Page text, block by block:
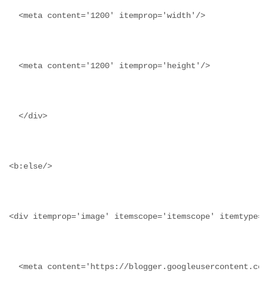
<meta content='1200' itemprop='height'/>
</div>
<b:else/>
<div itemprop='image' itemscope='itemscope'
<meta content='https://blogger.googleusercontent.com/img/